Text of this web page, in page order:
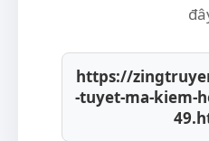
https://
-tuyet-ma-kiem-